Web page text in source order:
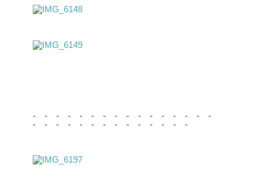
- - - - - - - - - - - - - - - -
- - - - - - - - - - - - - -